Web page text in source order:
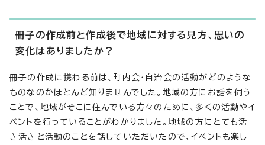
冊子の作成前と作成後で地域に対する見方、思いの
変化はありましたか？
冊子の作成に携わる前は、町内会・自治会の活動がどのような
ものなのかほとんど知りませんでした。地域の方にお話を伺う
ことで、地域がそこに住んでいる方々のために、多くの活動やイ
ベントを行っていることがわかりました。地域の方にとても活
き活きと活動のことを話していただいたので、イベントも楽し